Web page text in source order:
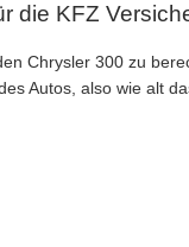
die KFZ
Chrysler 300 zu
Autos, also wie alt